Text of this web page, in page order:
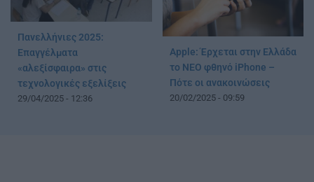
Πανελλήνιες 2025:
Επαγγέλματα
«αλεξίσφαιρα» στις
τεχνολογικές εξελίξεις
29/04/2025 - 12:36
Apple: Έρχεται στην Ελλάδα
το ΝΕΟ φθηνό iPhone –
Πότε οι ανακοινώσεις
20/02/2025 - 09:59